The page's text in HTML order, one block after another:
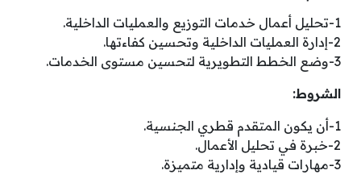
1-تحليل أعمال خدمات التوزيع والعمليات الداخلية.
2-إدارة العمليات الداخلية وتحسين كفاءتها.
3-وضع الخطط التطويرية لتحسين مستوى الخدمات.
الشروط:
1-أن يكون المتقدم قطري الجنسية.
2-خبرة في تحليل الأعمال.
3-مهارات قيادية وإدارية متميزة.